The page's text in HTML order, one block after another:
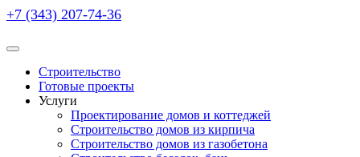
+7 (343) 207-74-36
Строительство
Готовые проекты
Услуги
Проектирование домов и коттеджей
Строительство домов из кирпича
Строительство домов из газобетона